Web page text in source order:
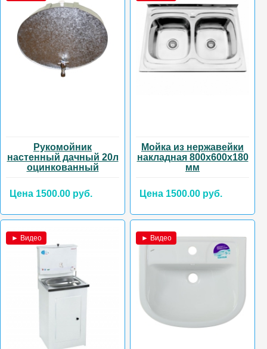
Рукомойник
настенный дачный 20л
оцинкованный
Цена 1500.00 руб.
Мойка из нержавейки
накладная 800х600х180
мм
Цена 1500.00 руб.
► Видео ► Видео